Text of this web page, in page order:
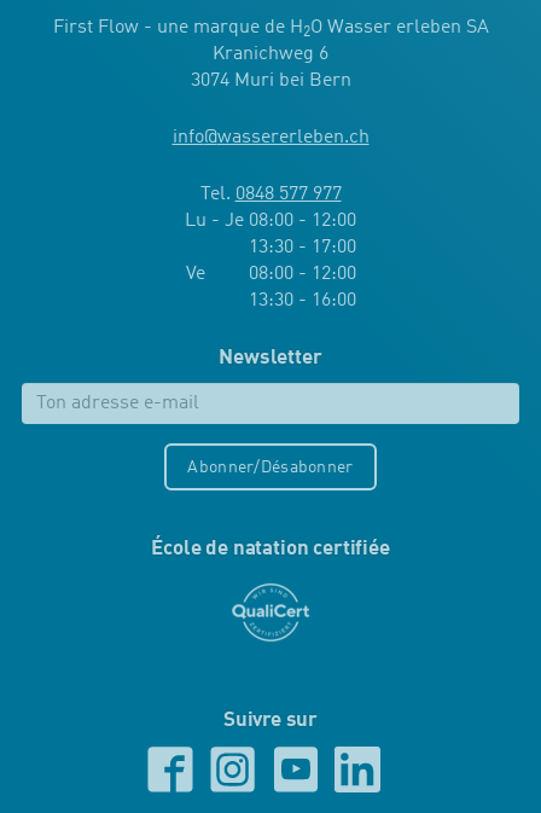
First Flow - une marque de H2O Wasser erleben SA
Kranichweg 6
3074 Muri bei Bern
info@wassererleben.ch
Tel. 0848 577 977
Lu - Je 08:00 - 12:00
13:30 - 17:00
Ve 08:00 - 12:00
13:30 - 16:00
Newsletter
Abonner/Désabonner
École de natation certifiée
Suivre sur